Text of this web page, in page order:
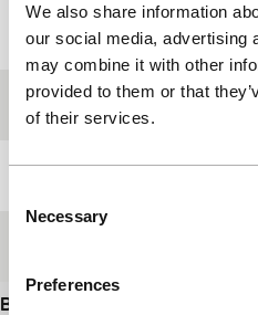
We also share information
our social media, advertising
may combine it with other
provided to them or that
of their services.
Selection
Necessary
Preferences
Jaar 2022
Festivaleditie P&I
Bekijk meer details